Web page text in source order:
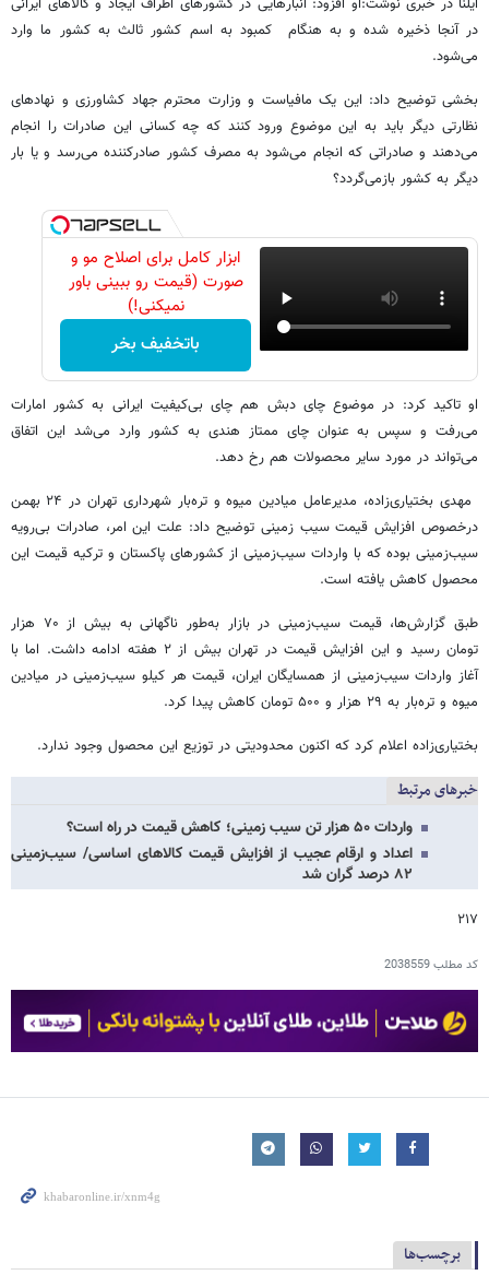
در آنجا ذخیره شده و به هنگام کمبود به اسم کشور ثالث به کشور ما وارد
می‌شود.
بخشی توضیح داد: این یک مافیاست و وزارت محترم جهاد کشاورزی و نهادهای
نظارتی دیگر باید به این موضوع ورود کنند که چه کسانی این صادرات را انجام
می‌دهند و صادراتی که انجام می‌شود به مصرف کشور صادرکننده می‌رسد و یا بار
دیگر به کشور بازمی‌گردد؟
ابزار کامل برای اصلاح مو و
صورت (قیمت رو ببینی باور
نمیکنی!)
باتخفیف بخر
او تاکید کرد: در موضوع چای دبش هم چای بی‌کیفیت ایرانی به کشور امارات
می‌رفت و سپس به عنوان چای ممتاز هندی به کشور وارد می‌شد این اتفاق
می‌تواند در مورد سایر محصولات هم رخ دهد.
مهدی بختیاری‌زاده، مدیرعامل میادین میوه و تره‌بار شهرداری تهران در ۲۴ بهمن
درخصوص افزایش قیمت سیب زمینی توضیح داد: علت این امر، صادرات بی‌رویه
سیب‌زمینی بوده که با واردات سیب‌زمینی از کشورهای پاکستان و ترکیه قیمت این
محصول کاهش یافته است.
طبق گزارش‌ها، قیمت سیب‌زمینی در بازار به‌طور ناگهانی به بیش از ۷۰ هزار
تومان رسید و این افزایش قیمت در تهران بیش از ۲ هفته ادامه داشت. اما با
آغاز واردات سیب‌زمینی از همسایگان ایران، قیمت هر کیلو سیب‌زمینی در میادین
میوه و تره‌بار به ۲۹ هزار و ۵۰۰ تومان کاهش پیدا کرد.
بختیاری‌زاده اعلام کرد که اکنون محدودیتی در توزیع این محصول وجود ندارد.
خبرهای مرتبط
واردات ۵۰ هزار تن سیب زمینی؛ کاهش قیمت در راه است؟
اعداد و ارقام عجیب از افزایش قیمت کالاهای اساسی/ سیب‌زمینی
۸۲ درصد گران شد
۲۱۷
کد مطلب2038559
برچسب‌ها